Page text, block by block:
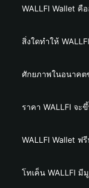
WALLFI Wallet คื
สิ่งใดทำให้
ศักยภาพในอนาคต
ราคา WALLFI จะ
WALLFI Wallet ฟ
โทเค็น WALLFI มี